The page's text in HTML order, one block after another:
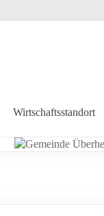
Wirtschaftsstandort